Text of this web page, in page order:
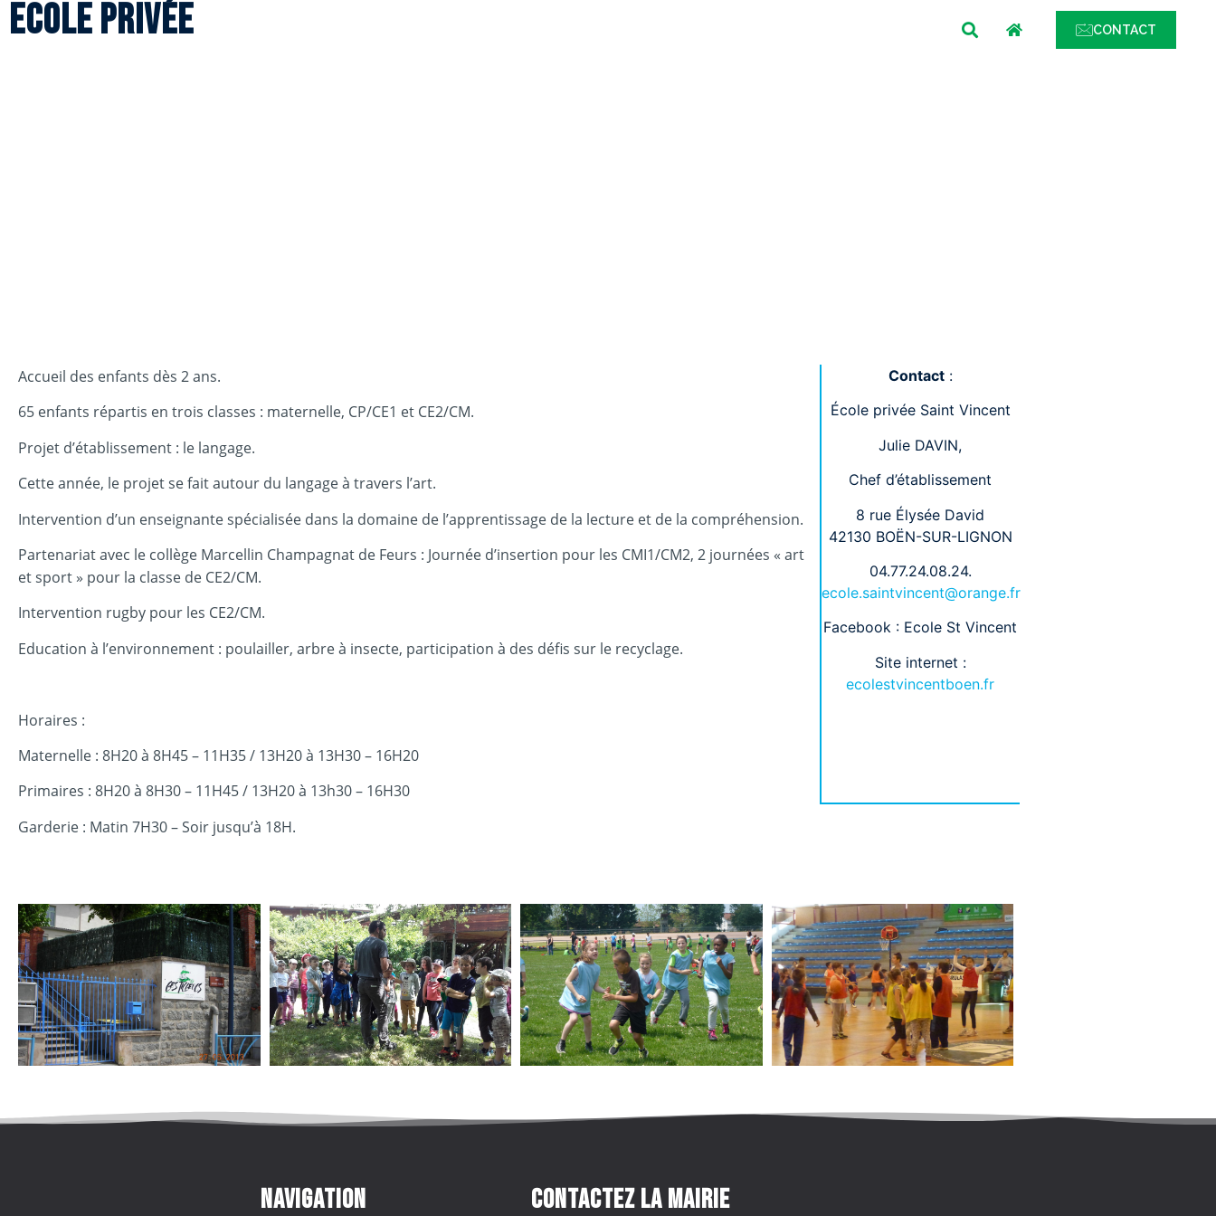
CONTACT
Ecole privée
Accueil des enfants dès 2 ans.
65 enfants répartis en trois classes : maternelle, CP/CE1 et CE2/CM.
Projet d’établissement : le langage.
Cette année, le projet se fait autour du langage à travers l’art.
Intervention d’un enseignante spécialisée dans la domaine de l’apprentissage de la lecture et de la compréhension.
Partenariat avec le collège Marcellin Champagnat de Feurs : Journée d’insertion pour les CMI1/CM2, 2 journées « art
et sport » pour la classe de CE2/CM.
Intervention rugby pour les CE2/CM.
Education à l’environnement : poulailler, arbre à insecte, participation à des défis sur le recyclage.
Horaires :
Maternelle : 8H20 à 8H45 – 11H35 / 13H20 à 13H30 – 16H20
Primaires : 8H20 à 8H30 – 11H45 / 13H20 à 13h30 – 16H30
Garderie : Matin 7H30 – Soir jusqu’à 18H.
Contact:
École privée Saint Vincent
Julie DAVIN,
Chef d’établissement
8 rue Élysée David
42130 BOËN-SUR-LIGNON
04.77.24.08.24.
ecole.saintvincent@orange.fr
Facebook : Ecole St Vincent
Site internet :
ecolestvincentboen.fr
Navigation Contactez la mairie